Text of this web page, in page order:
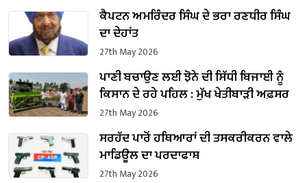
ਕੈਪਟਨ ਅਮਰਿੰਦਰ ਸਿੰਘ ਦੇ ਭਰਾ ਰਣਧੀਰ ਸਿੰਘ
ਦਾ ਦੇਹਾਂਤ
27th May 2026
ਪਾਣੀ ਬਚਾਉਣ ਲਈ ਝੋਨੇ ਦੀ ਸਿੱਧੀ ਬਿਜਾਈ ਨੂੰ
ਕਿਸਾਨ ਦੇ ਰਹੇ ਪਹਿਲ : ਮੁੱਖ ਖੇਤੀਬਾੜੀ ਅਫ਼ਸਰ
27th May 2026
ਸਰਹੱਦ ਪਾਰੋਂ ਹਥਿਆਰਾਂ ਦੀ ਤਸਕਰੀਕਰਨ ਵਾਲੇ
ਮਾਡਿਊਲ ਦਾ ਪਰਦਾਫਾਸ਼
27th May 2026